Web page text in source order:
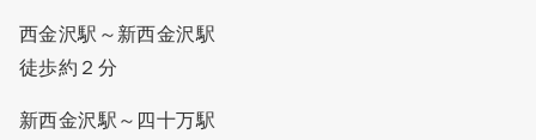
西金沢駅～新西金沢駅
徒歩約２分
新西金沢駅～四十万駅